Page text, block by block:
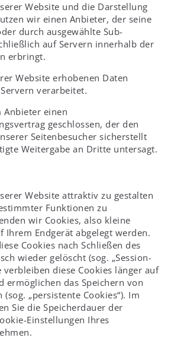
Website und die Darstellung
wir einen Anbieter, der seine
durch ausgewählte Sub-
auf Servern innerhalb der
erbringt.
Website erhobenen Daten
verarbeitet.
einen
geschlossen, der den
Seitenbesucher sicherstellt
Weitergabe an Dritte untersagt.
Website attraktiv zu gestalten
Funktionen zu
wir Cookies, also kleine
Ihrem Endgerät abgelegt werden.
Cookies nach Schließen des
wieder gelöscht (sog. „Session-
verbleiben diese Cookies länger auf
ermöglichen das Speichern von
„persistente Cookies“). Im
Sie die Speicherdauer der
Einstellungen Ihres